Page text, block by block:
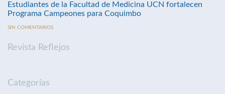
Estudiantes de la Facultad de Medicina UCN fortalecen
Programa Campeones para Coquimbo
SIN COMENTARIOS
Revista Reflejos
Categorías